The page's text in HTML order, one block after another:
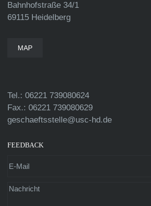
Bahnhofstraße 34/1
69115 Heidelberg
MAP
Tel.: 06221 739080624
Fax.: 06221 739080629
geschaeftsstelle@usc-hd.de
FEEDBACK